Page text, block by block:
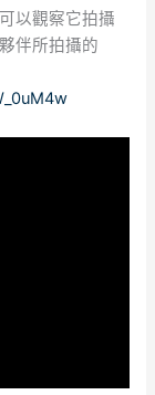
以觀察它拍攝
伴所拍攝的